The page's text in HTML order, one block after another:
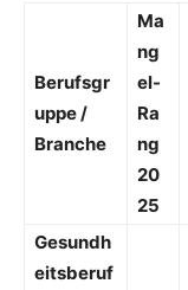
Berufsgr
uppe /
Branche
Ma
ng
el-
Ra
ng
20
25
Gesundh
eitsberuf